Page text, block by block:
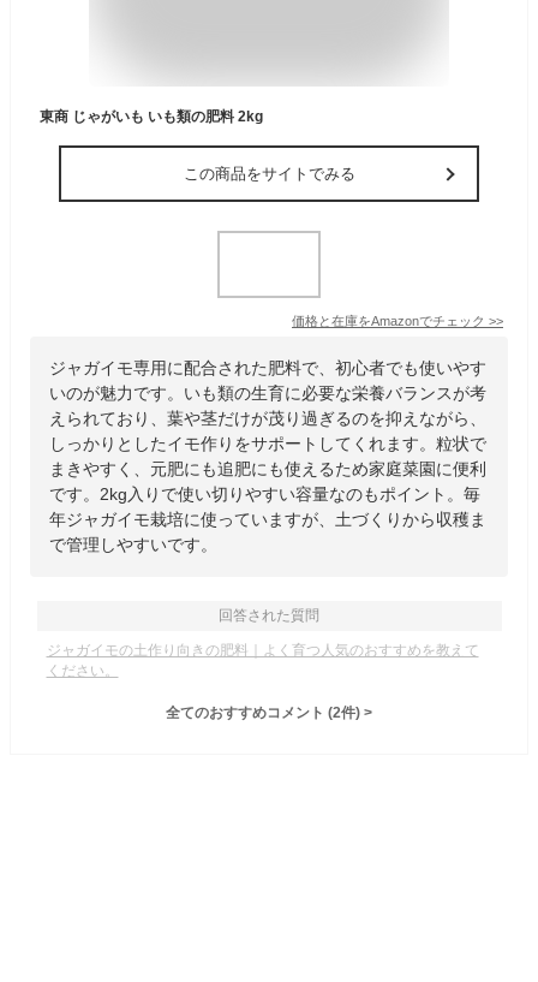
東商 じゃがいも いも類の肥料 2kg
この商品をサイトでみる
価格と在庫をAmazonでチェック >>
ジャガイモ専用に配合された肥料で、初心者でも使いやす
いのが魅力です。いも類の生育に必要な栄養バランスが考
えられており、葉や茎だけが茂り過ぎるのを抑えながら、
しっかりとしたイモ作りをサポートしてくれます。粒状で
まきやすく、元肥にも追肥にも使えるため家庭菜園に便利
です。2kg入りで使い切りやすい容量なのもポイント。毎
年ジャガイモ栽培に使っていますが、土づくりから収穫ま
で管理しやすいです。
回答された質問
ジャガイモの土作り向きの肥料｜よく育つ人気のおすすめを教えて
ください。
全てのおすすめコメント (2件) >